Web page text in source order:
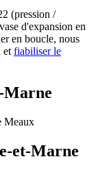
(pression /
d'expansion en
en boucle, nous
et fiabiliser le
Marne
Meaux
et-Marne